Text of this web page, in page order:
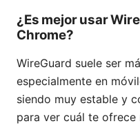
¿Es mejor usar
Chrome?
WireGuard suele ser
especialmente en
siendo muy estable y
para ver cuál te ofrece